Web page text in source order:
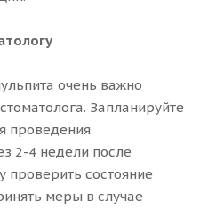
очень важно
Запланируйте
проведения
2-4 недели после
проверить состояние
меры в случае